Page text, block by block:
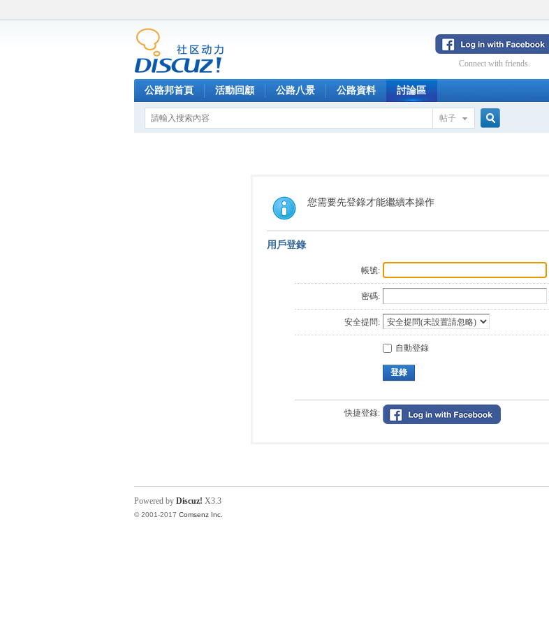
Connect with friends.
公路邦首頁 活動回顧 公路八景 公路資料 討論區
帖子
您需要先登錄才能繼續本操作
用戶登錄
帳號:
密碼:
安全提問:
自動登錄
登錄
快捷登錄:
Powered by Discuz! X3.3
© 2001-2017 Comsenz Inc.